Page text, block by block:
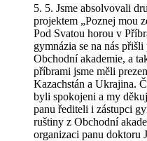
5. 5. Jsme absolvovali
projektem „Poznej mou
Pod Svatou horou v
gymnázia se na nás
Obchodní akademie, a
příbrami jsme měli
Kazachstán a Ukrajina.
byli spokojeni a my
panu řediteli i zástupci
ruštiny z Obchodní
organizaci panu doktoru